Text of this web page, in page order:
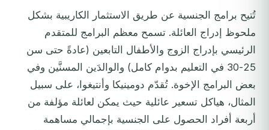
تُتيح برامج الجنسية عن طريق الاستثمار الكاريبية بشكل
ملحوظ إدراج العائلة. تسمح معظم البرامج للمتقدم
الرئيسي بإدراج الزوج والأطفال التابعين (عادةً حتى سن
25-30 في التعليم بدوام كامل) والوالدَين المسنَّين وفي
بعض البرامج الإخوة. تُقدّم دومينيكا وأنتيغوا، على سبيل
المثال، هياكل تسعير عائلية حيث يمكن لعائلة مؤلفة من
أربعة أفراد الحصول على الجنسية بإجمالي مساهمة